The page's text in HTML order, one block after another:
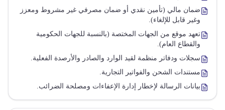
ضمان مالي (تأمين نقدي أو ضمان مصرفي غير مشروط ومعزز
وغير قابل للإلغاء).
تعهد موقع من الجهات المختصة (بالنسبة للجهات الحكومية
والقطاع العام).
سجلات ودفاتر منظمة لقيد الوارد والصادر والأرصدة الفعلية.
مستندات الشحن والفواتير التجارية.
بيانات الرسالة لإخطار إدارة الإعفاءات ومصلحة الضرائب.